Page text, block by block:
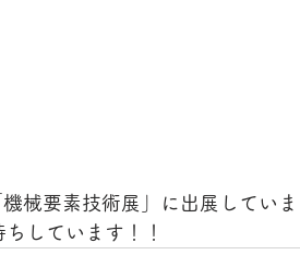
械要素技術展」に出展してい
しています！！